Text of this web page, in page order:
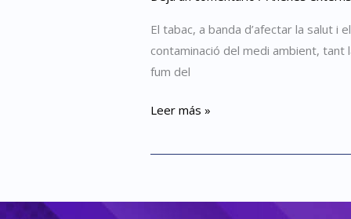
El tabac, a banda d’afectar la salut
contaminació del medi ambient, tant
fum del
Leer más »